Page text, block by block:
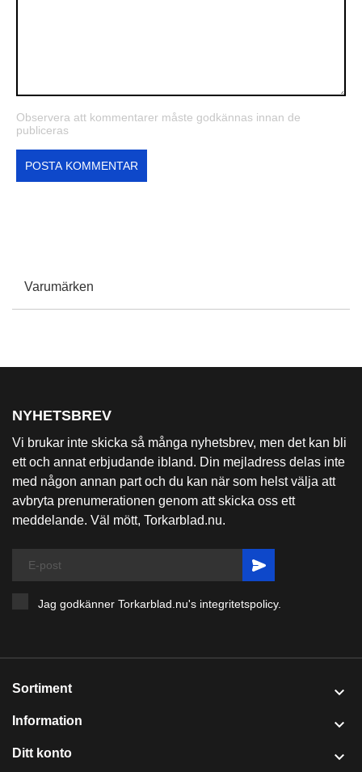
Observera att kommentarer måste godkännas innan de
publiceras
POSTA KOMMENTAR
Varumärken
NYHETSBREV
Vi brukar inte skicka så många nyhetsbrev, men det kan bli
ett och annat erbjudande ibland. Din mejladress delas inte
med någon annan part och du kan när som helst välja att
avbryta prenumerationen genom att skicka oss ett
meddelande. Väl mött, Torkarblad.nu.
Jag godkänner Torkarblad.nu's integritetspolicy.
Sortiment 
Information 
Ditt konto 